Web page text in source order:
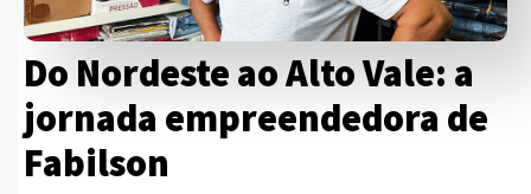
Do Nordeste ao Alto Vale: a
jornada empreendedora de
Fabilson